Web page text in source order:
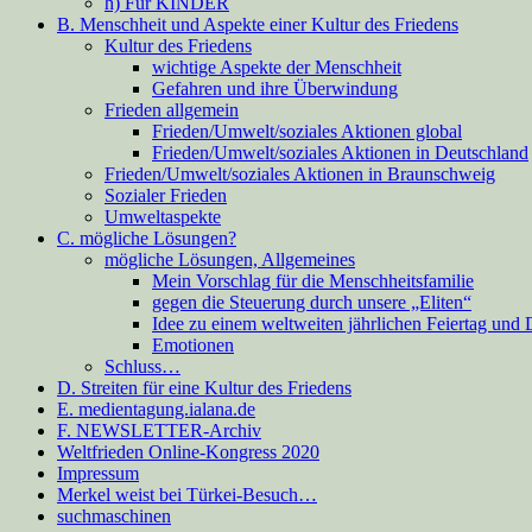
B. Menschheit und Aspekte einer Kultur des Friedens
Kultur des Friedens
wichtige Aspekte der Menschheit
Gefahren und ihre Überwindung
Frieden allgemein
Frieden/Umwelt/soziales Aktionen global
Frieden/Umwelt/soziales Aktionen in Deutschland
Frieden/Umwelt/soziales Aktionen in Braunschweig
Sozialer Frieden
Umweltaspekte
C. mögliche Lösungen?
mögliche Lösungen, Allgemeines
Mein Vorschlag für die Menschheitsfamilie
gegen die Steuerung durch unsere „Eliten“
Idee zu einem weltweiten jährlichen Feiertag und
Emotionen
Schluss…
D. Streiten für eine Kultur des Friedens
E. medientagung.ialana.de
F. NEWSLETTER-Archiv
Weltfrieden Online-Kongress 2020
Impressum
Merkel weist bei Türkei-Besuch…
suchmaschinen